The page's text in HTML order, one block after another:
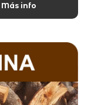
Más info